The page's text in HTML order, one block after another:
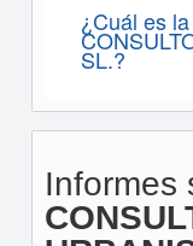
¿Cuál es
SL.?
Informes